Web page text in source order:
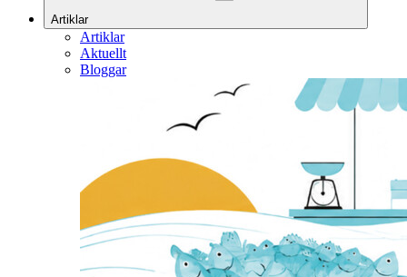
Artiklar
Artiklar
Aktuellt
Bloggar